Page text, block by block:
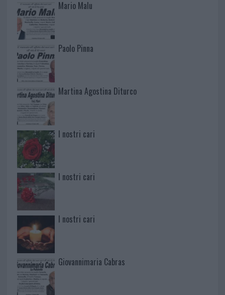
Mario Malu
Paolo Pinna
Martina Agostina Diturco
I nostri cari
I nostri cari
I nostri cari
Giovannimaria Cabras